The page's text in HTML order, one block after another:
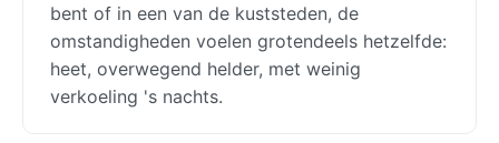
bent of in een van de kuststeden, de
omstandigheden voelen grotendeels hetzelfde:
heet, overwegend helder, met weinig
verkoeling 's nachts.